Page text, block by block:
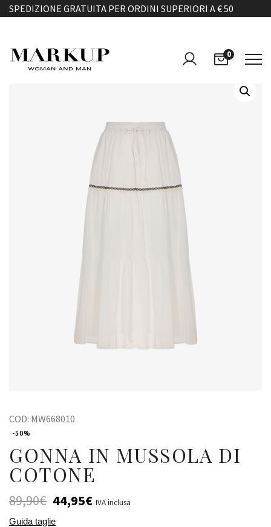
SPEDIZIONE GRATUITA PER ORDINI SUPERIORI A € 50
0
COD: MW668010
-50%
GONNA IN MUSSOLA DI
COTONE
89,90€ 44,95€ IVA inclusa
Guida taglie